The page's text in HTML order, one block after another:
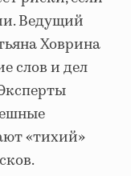
Ведущий
Ховрина
слов и дел
«тихий»